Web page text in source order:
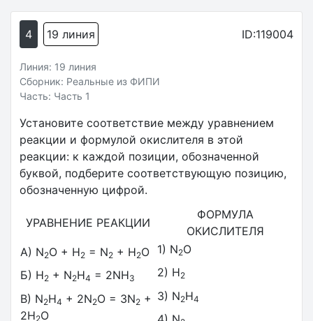
4 19 линия ID:119004
Линия: 19 линия
Сборник: Реальные из ФИПИ
Часть: Часть 1
Установите соответствие между уравнением
реакции и формулой окислителя в этой
реакции: к каждой позиции, обозначенной
буквой, подберите соответствующую позицию,
обозначенную цифрой.
УРАВНЕНИЕ РЕАКЦИИ
ФОРМУЛА
ОКИСЛИТЕЛЯ
A) N2O + H2 = N2 + H2O
Б) H2 + N2H4 = 2NH3
В) N2H4 + 2N2O = 3N2 +
2H2O
1) N2O
2) H2
3) N2H4